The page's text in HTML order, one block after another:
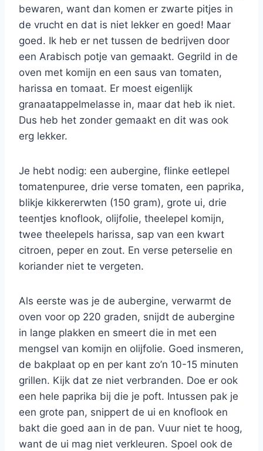
bewaren, want dan komen er zwarte pitjes in
de vrucht en dat is niet lekker en goed! Maar
goed. Ik heb er net tussen de bedrijven door
een Arabisch potje van gemaakt. Gegrild in de
oven met komijn en een saus van tomaten,
harissa en tomaat. Er moest eigenlijk
granaatappelmelasse in, maar dat heb ik niet.
Dus heb het zonder gemaakt en dit was ook
erg lekker.
Je hebt nodig: een aubergine, flinke eetlepel
tomatenpuree, drie verse tomaten, een paprika,
blikje kikkererwten (150 gram), grote ui, drie
teentjes knoflook, olijfolie, theelepel komijn,
twee theelepels harissa, sap van een kwart
citroen, peper en zout. En verse peterselie en
koriander niet te vergeten.
Als eerste was je de aubergine, verwarmt de
oven voor op 220 graden, snijdt de aubergine
in lange plakken en smeert die in met een
mengsel van komijn en olijfolie. Goed insmeren,
de bakplaat op en per kant zo’n 10-15 minuten
grillen. Kijk dat ze niet verbranden. Doe er ook
een hele paprika bij die je poft. Intussen pak je
een grote pan, snippert de ui en knoflook en
bakt die goed aan in de pan. Vuur niet te hoog,
want de ui mag niet verkleuren. Spoel ook de